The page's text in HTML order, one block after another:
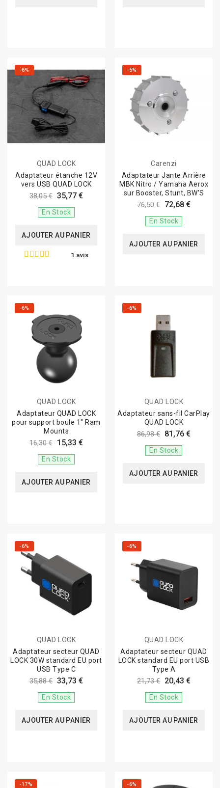
-6%
QUAD LOCK
Adaptateur étanche 12V
vers USB QUAD LOCK
38,05 € 35,77 €
En Stock
AJOUTER AU PANIER
1 avis
-5%
Carenzi
Adaptateur Jante Arrière
MBK Nitro / Yamaha Aerox
sur Booster, Stunt, BW'S
76,50 € 72,68 €
En Stock
AJOUTER AU PANIER
-6%
QUAD LOCK
Adaptateur QUAD LOCK
pour support boule 1" Ram
Mounts
16,30 € 15,33 €
En Stock
AJOUTER AU PANIER
-6%
QUAD LOCK
Adaptateur sans-fil CarPlay
QUAD LOCK
86,98 € 81,76 €
En Stock
AJOUTER AU PANIER
-6%
QUAD LOCK
Adaptateur secteur QUAD
LOCK 30W standard EU port
USB Type C
35,88 € 33,73 €
En Stock
AJOUTER AU PANIER
-6%
QUAD LOCK
Adaptateur secteur QUAD
LOCK standard EU port USB
Type A
21,73 € 20,43 €
En Stock
AJOUTER AU PANIER
-17% -6%